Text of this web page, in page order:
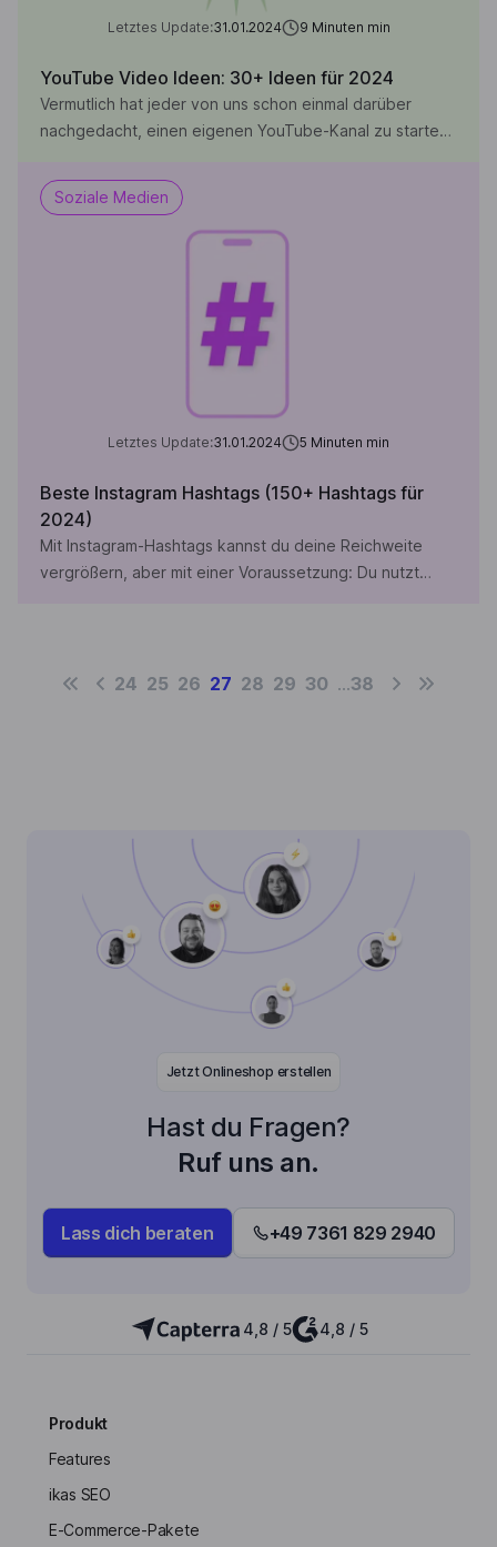
Letztes Update:31.01.2024 9 Minuten min
YouTube Video Ideen: 30+ Ideen für 2024
Vermutlich hat jeder von uns schon einmal darüber
nachgedacht, einen eigenen YouTube-Kanal zu starten.
einen YouTube-Kanal, lud jedoch nie ein Video darauf
hoch. Wieso? Ich wusste einfach nicht, welche
YouTube-Video-Idee zu mir passte, welchem Thema ich
Soziale Medien
Letztes Update:31.01.2024 5 Minuten min
Beste Instagram Hashtags (150+ Hashtags für
2024)
Mit Instagram-Hashtags kannst du deine Reichweite
vergrößern, aber mit einer Voraussetzung: Du nutzt
interessieren. Um Instagram-Hashtags effektiv nutzen
24 25 26 27 28 29 30 ...38
Jetzt Onlineshop erstellen
Hast du Fragen?
Ruf uns an.
Lass dich beraten +49 7361 829 2940
4,8 / 5 4,8 / 5
Produkt
Features
ikas SEO
E-Commerce-Pakete